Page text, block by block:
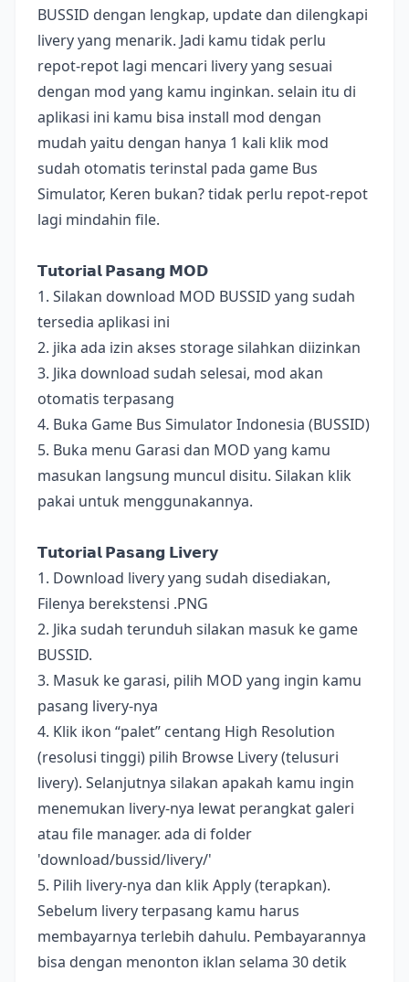
BUSSID dengan lengkap, update dan dilengkapi
livery yang menarik. Jadi kamu tidak perlu
repot-repot lagi mencari livery yang sesuai
dengan mod yang kamu inginkan. selain itu di
aplikasi ini kamu bisa install mod dengan
mudah yaitu dengan hanya 1 kali klik mod
sudah otomatis terinstal pada game Bus
Simulator, Keren bukan? tidak perlu repot-repot
lagi mindahin file.
𝗧𝘂𝘁𝗼𝗿𝗶𝗮𝗹 𝗣𝗮𝘀𝗮𝗻𝗴 𝗠𝗢𝗗
1. Silakan download MOD BUSSID yang sudah
tersedia aplikasi ini
2. jika ada izin akses storage silahkan diizinkan
3. Jika download sudah selesai, mod akan
otomatis terpasang
4. Buka Game Bus Simulator Indonesia (BUSSID)
5. Buka menu Garasi dan MOD yang kamu
masukan langsung muncul disitu. Silakan klik
pakai untuk menggunakannya.
𝗧𝘂𝘁𝗼𝗿𝗶𝗮𝗹 𝗣𝗮𝘀𝗮𝗻𝗴 𝗟𝗶𝘃𝗲𝗿𝘆
1. Download livery yang sudah disediakan,
Filenya berekstensi .PNG
2. Jika sudah terunduh silakan masuk ke game
BUSSID.
3. Masuk ke garasi, pilih MOD yang ingin kamu
pasang livery-nya
4. Klik ikon “palet” centang High Resolution
(resolusi tinggi) pilih Browse Livery (telusuri
livery). Selanjutnya silakan apakah kamu ingin
menemukan livery-nya lewat perangkat galeri
atau file manager. ada di folder
'download/bussid/livery/'
5. Pilih livery-nya dan klik Apply (terapkan).
Sebelum livery terpasang kamu harus
membayarnya terlebih dahulu. Pembayarannya
bisa dengan menonton iklan selama 30 detik